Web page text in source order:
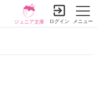
メニュー
ジュニア文庫 ログイン